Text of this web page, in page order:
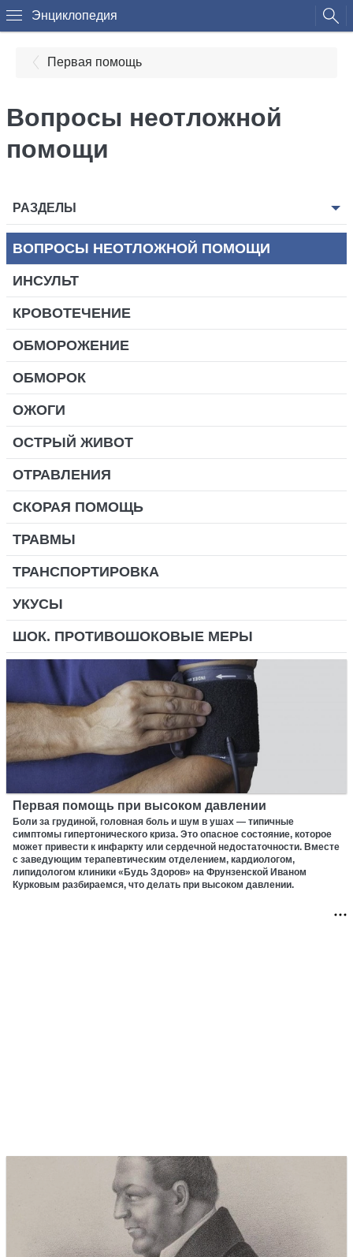
Энциклопедия
Первая помощь
Вопросы неотложной
помощи
РАЗДЕЛЫ
ВОПРОСЫ НЕОТЛОЖНОЙ ПОМОЩИ
ИНСУЛЬТ
КРОВОТЕЧЕНИЕ
ОБМОРОЖЕНИЕ
ОБМОРОК
ОЖОГИ
ОСТРЫЙ ЖИВОТ
ОТРАВЛЕНИЯ
СКОРАЯ ПОМОЩЬ
ТРАВМЫ
ТРАНСПОРТИРОВКА
УКУСЫ
ШОК. ПРОТИВОШОКОВЫЕ МЕРЫ
Первая помощь при высоком давлении
Боли за грудиной, головная боль и шум в ушах — типичные
симптомы гипертонического криза. Это опасное состояние, которое
может привести к инфаркту или сердечной недостаточности. Вместе
с заведующим терапевтическим отделением, кардиологом,
липидологом клиники «Будь Здоров» на Фрунзенской Иваном
Курковым разбираемся, что делать при высоком давлении.